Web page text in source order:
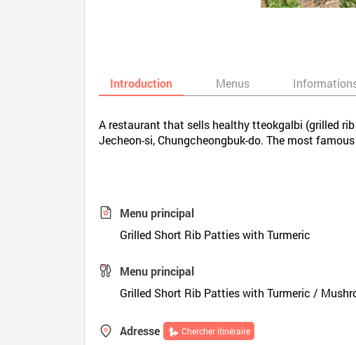
Introduction Menus
A restaurant that sells healthy tteokgalbi (grilled
Jecheon-si, Chungcheongbuk-do. The most
Menu principal
Grilled Short Rib Patties with Turmeric
Menu principal
Grilled Short Rib Patties with Turmeric /
Adresse Chercher itinéraire